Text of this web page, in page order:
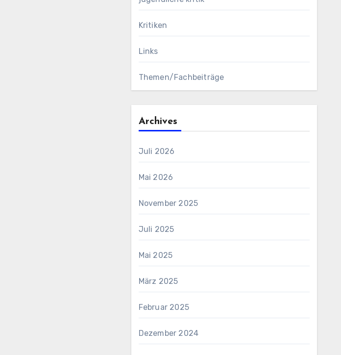
Kritiken
Links
Themen/Fachbeiträge
Archives
Juli 2026
Mai 2026
November 2025
Juli 2025
Mai 2025
März 2025
Februar 2025
Dezember 2024